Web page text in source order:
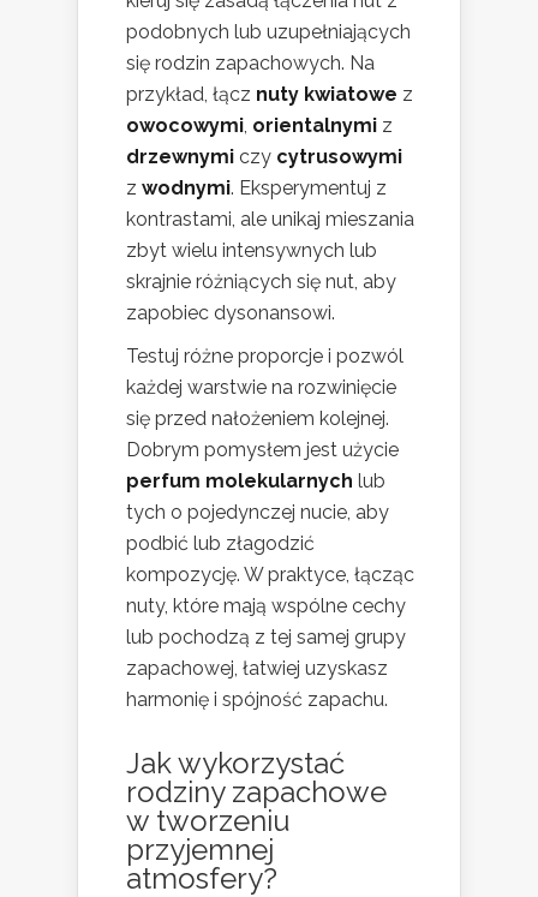
podobnych lub uzupełniających
się rodzin zapachowych. Na
przykład, łącz nuty kwiatowe z
owocowymi, orientalnymi z
drzewnymi czy cytrusowymi
z wodnymi. Eksperymentuj z
kontrastami, ale unikaj mieszania
zbyt wielu intensywnych lub
skrajnie różniących się nut, aby
zapobiec dysonansowi.
Testuj różne proporcje i pozwól
każdej warstwie na rozwinięcie
się przed nałożeniem kolejnej.
Dobrym pomysłem jest użycie
perfum molekularnych lub
tych o pojedynczej nucie, aby
podbić lub złagodzić
kompozycję. W praktyce, łącząc
nuty, które mają wspólne cechy
lub pochodzą z tej samej grupy
zapachowej, łatwiej uzyskasz
harmonię i spójność zapachu.
Jak wykorzystać
rodziny zapachowe
w tworzeniu
przyjemnej
atmosfery?